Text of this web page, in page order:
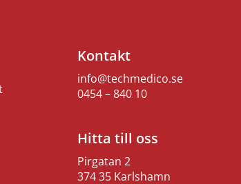
Kontakt
info@techmedico.se
0454 – 840 10
Hitta till oss
Pirgatan 2
374 35 Karlshamn